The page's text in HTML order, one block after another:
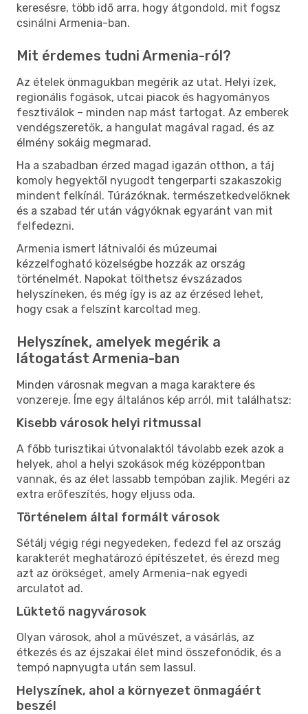
keresésre, több idő arra, hogy átgondold, mit fogsz
csinálni Armenia-ban.
Mit érdemes tudni Armenia-ról?
Az ételek önmagukban megérik az utat. Helyi ízek,
regionális fogások, utcai piacok és hagyományos
fesztiválok – minden nap mást tartogat. Az emberek
vendégszeretők, a hangulat magával ragad, és az
élmény sokáig megmarad.
Ha a szabadban érzed magad igazán otthon, a táj
komoly hegyektől nyugodt tengerparti szakaszokig
mindent felkínál. Túrázóknak, természetkedvelőknek
és a szabad tér után vágyóknak egyaránt van mit
felfedezni.
Armenia ismert látnivalói és múzeumai
kézzelfogható közelségbe hozzák az ország
történelmét. Napokat tölthetsz évszázados
helyszíneken, és még így is az az érzésed lehet,
hogy csak a felszínt karcoltad meg.
Helyszínek, amelyek megérik a
látogatást Armenia-ban
Minden városnak megvan a maga karaktere és
vonzereje. Íme egy általános kép arról, mit találhatsz:
Kisebb városok helyi ritmussal
A főbb turisztikai útvonalaktól távolabb ezek azok a
helyek, ahol a helyi szokások még középpontban
vannak, és az élet lassabb tempóban zajlik. Megéri az
extra erőfeszítés, hogy eljuss oda.
Történelem által formált városok
Sétálj végig régi negyedeken, fedezd fel az ország
karakterét meghatározó építészetet, és érezd meg
azt az örökséget, amely Armenia-nak egyedi
arculatot ad.
Lüktető nagyvárosok
Olyan városok, ahol a művészet, a vásárlás, az
étkezés és az éjszakai élet mind összefonódik, és a
tempó napnyugta után sem lassul.
Helyszínek, ahol a környezet önmagáért
beszél